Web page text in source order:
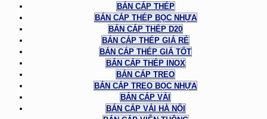
BÁN CÁP THÉP
BÁN CÁP THÉP BỌC NHỰA
BÁN CÁP THÉP D20
BÁN CÁP THÉP GIÁ RẺ
BÁN CÁP THÉP GIÁ TỐT
BÁN CÁP THÉP INOX
BÁN CÁP TREO
BÁN CÁP TREO BỌC NHỰA
BÁN CÁP VẢI
BÁN CÁP VẢI HÀ NỘI